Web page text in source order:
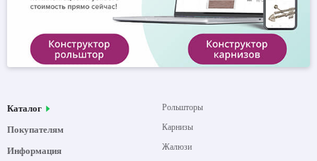
Каталог
Покупателям
Информация
Рольшторы
Карнизы
Жалюзи